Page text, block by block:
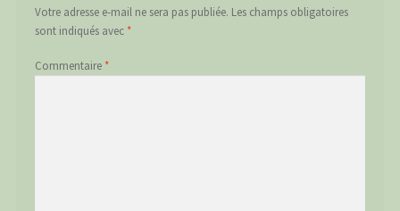
Votre adresse e-mail ne sera pas publiée. Les champs obligatoires
sont indiqués avec *
Commentaire *